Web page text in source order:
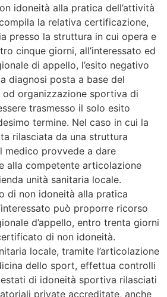
idoneità alla pratica dell’attività
la relativa certificazione,
presso la struttura in cui opera e
cinque giorni, all’interessato ed
di appello, l’esito negativo
diagnosi posta a base del
organizzazione sportiva di
trasmesso il solo esito
termine. Nel caso in cui la
rilasciata da una struttura
medico provvede a dare
alla competente articolazione
unità sanitaria locale.
di non idoneità alla pratica
può proporre ricorso
d’appello, entro trenta giorni
di non idoneità.
locale, tramite l’articolazione
dello sport, effettua controlli
di idoneità sportiva rilasciati
private accreditate, anche